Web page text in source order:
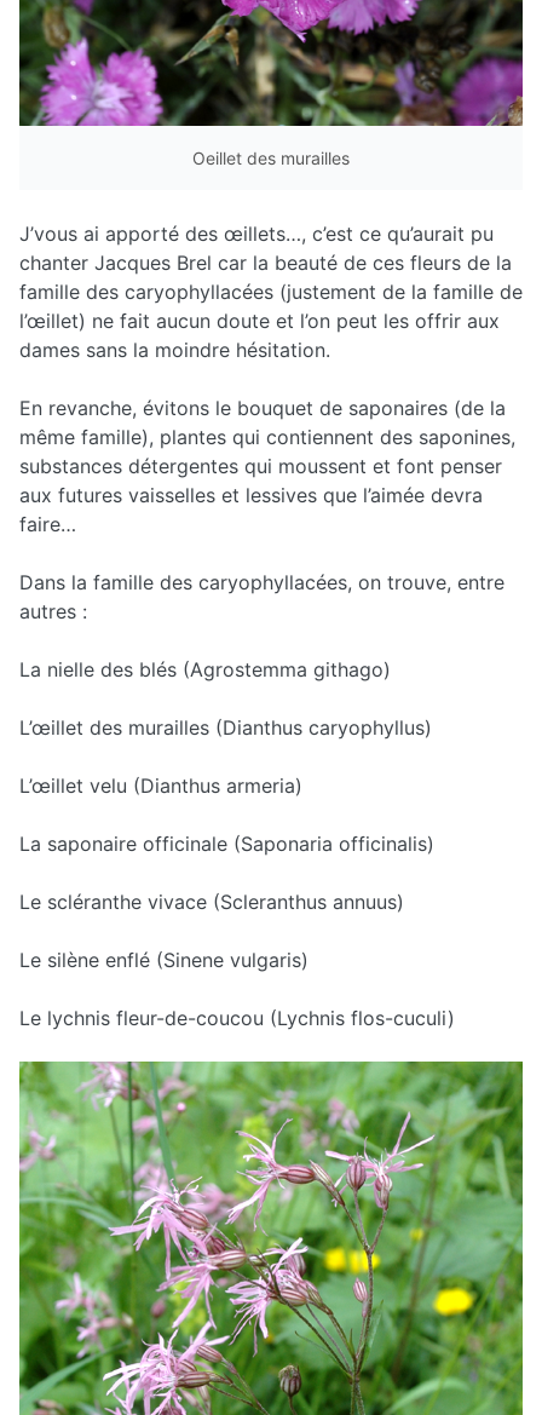
Oeillet des murailles
J’vous ai apporté des œillets…, c’est ce qu’aurait pu
chanter Jacques Brel car la beauté de ces fleurs de la
famille des caryophyllacées (justement de la famille de
l’œillet) ne fait aucun doute et l’on peut les offrir aux
dames sans la moindre hésitation.
En revanche, évitons le bouquet de saponaires (de la
même famille), plantes qui contiennent des saponines,
substances détergentes qui moussent et font penser
aux futures vaisselles et lessives que l’aimée devra
faire…
Dans la famille des caryophyllacées, on trouve, entre
autres :
La nielle des blés (Agrostemma githago)
L’œillet des murailles (Dianthus caryophyllus)
L’œillet velu (Dianthus armeria)
La saponaire officinale (Saponaria officinalis)
Le scléranthe vivace (Scleranthus annuus)
Le silène enflé (Sinene vulgaris)
Le lychnis fleur-de-coucou (Lychnis flos-cuculi)